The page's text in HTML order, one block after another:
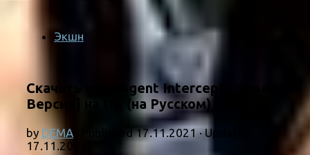
Экшн
Скачать игру Agent Intercept [Новая
Версия] на ПК (на Русском)
by DEMA · Published17.11.2021· Updated
17.11.2021